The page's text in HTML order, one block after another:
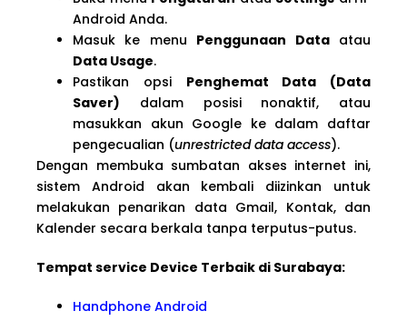
Android Anda.
Masuk ke menu Penggunaan Dataatau
Data Usage.
Pastikan opsi Penghemat Data (Data
Saver) dalam posisi nonaktif, atau
masukkan akun Google ke dalam daftar
pengecualian (unrestricted data access).
Dengan membuka sumbatan akses internet ini,
sistem Android akan kembali diizinkan untuk
melakukan penarikan data Gmail, Kontak, dan
Kalender secara berkala tanpa terputus-putus.
Tempat service Device Terbaik di Surabaya:
Handphone Android